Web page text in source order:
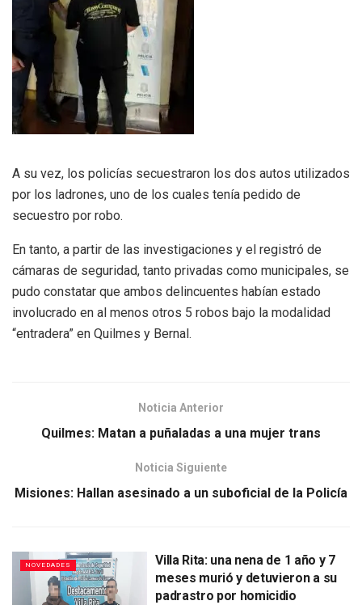
A su vez, los policías secuestraron los dos autos utilizados
por los ladrones, uno de los cuales tenía pedido de
secuestro por robo.
En tanto, a partir de las investigaciones y el registró de
cámaras de seguridad, tanto privadas como municipales, se
pudo constatar que ambos delincuentes habían estado
involucrado en al menos otros 5 robos bajo la modalidad
“entradera” en Quilmes y Bernal.
Noticia Anterior
Quilmes: Matan a puñaladas a una mujer trans
Noticia Siguiente
Misiones: Hallan asesinado a un suboficial de la Policía
NOVEDADES
Villa Rita: una nena de 1 año y 7
meses murió y detuvieron a su
padrastro por homicidio